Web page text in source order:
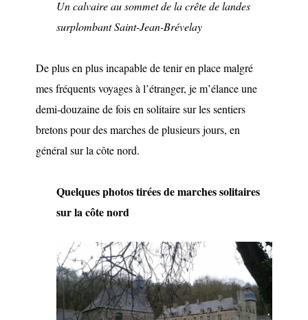
Un calvaire au sommet de la crête de landes
surplombant Saint-Jean-Brévelay
De plus en plus incapable de tenir en place malgré
mes fréquents voyages à l’étranger, je m’élance une
demi-douzaine de fois en solitaire sur les sentiers
bretons pour des marches de plusieurs jours, en
général sur la côte nord.
Quelques photos tirées de marches solitaires
sur la côte nord